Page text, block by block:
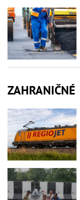
ZAHRANIČNÉ